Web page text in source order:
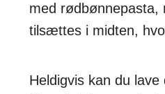
med rødbønnepasta,
tilsættes i midten,
Heldigvis kan du